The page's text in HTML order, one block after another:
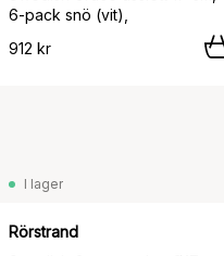
6-pack snö (vit),
912 kr
I lager
Rörstrand